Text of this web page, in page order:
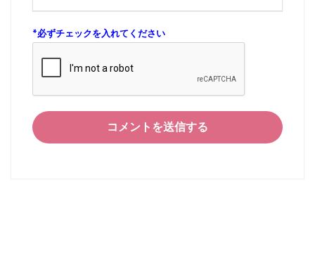
*必ずチェックを入れてください
コメントを送信する